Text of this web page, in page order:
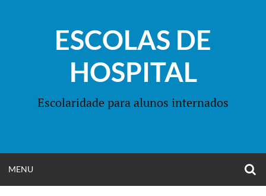
ESCOLAS DE
HOSPITAL
Escolaridade para alunos internados
MENU